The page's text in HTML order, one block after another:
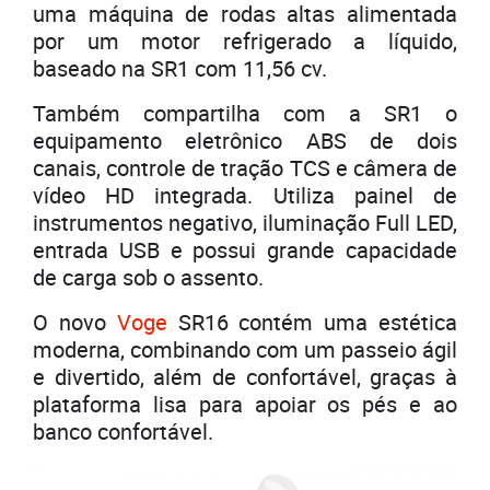
uma máquina de rodas altas alimentada
por um motor refrigerado a líquido,
baseado na SR1 com 11,56 cv.
Também compartilha com a SR1 o
equipamento eletrônico ABS de dois
canais, controle de tração TCS e câmera de
vídeo HD integrada. Utiliza painel de
instrumentos negativo, iluminação Full LED,
entrada USB e possui grande capacidade
de carga sob o assento.
O novo Voge SR16 contém uma estética
moderna, combinando com um passeio ágil
e divertido, além de confortável, graças à
plataforma lisa para apoiar os pés e ao
banco confortável.